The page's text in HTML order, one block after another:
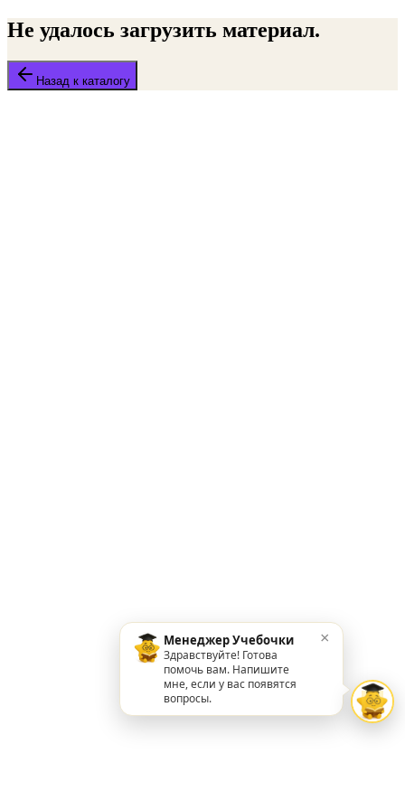
Не удалось загрузить материал.
Назад к каталогу
Менеджер Учебочки
Здравствуйте! Готова
помочь вам. Напишите
мне, если у вас появятся
вопросы.
×